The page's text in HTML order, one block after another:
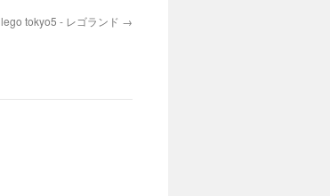
lego tokyo5 - レゴランド